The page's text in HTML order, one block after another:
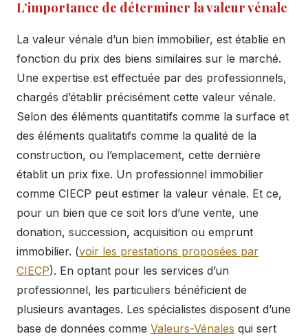
L’importance de déterminer la valeur vénale
La valeur vénale d’un bien immobilier, est établie en
fonction du prix des biens similaires sur le marché.
Une expertise est effectuée par des professionnels,
chargés d’établir précisément cette valeur vénale.
Selon des éléments quantitatifs comme la surface et
des éléments qualitatifs comme la qualité de la
construction, ou l’emplacement, cette dernière
établit un prix fixe. Un professionnel immobilier
comme CIECP peut estimer la valeur vénale. Et ce,
pour un bien que ce soit lors d’une vente, une
donation, succession, acquisition ou emprunt
immobilier. (voir les prestations proposées par
CIECP). En optant pour les services d’un
professionnel, les particuliers bénéficient de
plusieurs avantages. Les spécialistes disposent d’une
base de données comme Valeurs-Vénales qui sert